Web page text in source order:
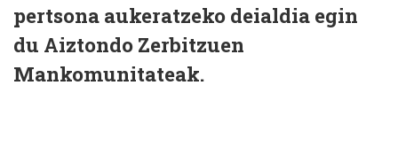
pertsona aukeratzeko deialdia egin
du Aiztondo Zerbitzuen
Mankomunitateak.